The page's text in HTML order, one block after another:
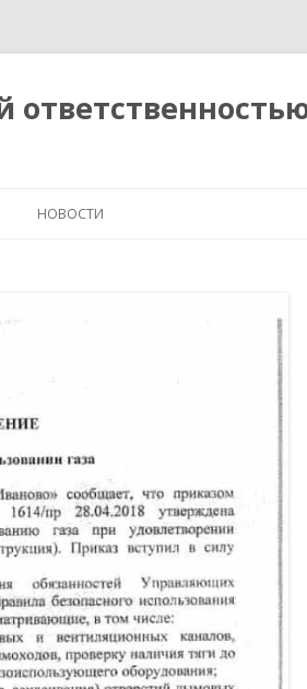
СВЕДЕНИЯ О СНИЖЕНИИ ПЛАТЫ
НОВОСТИ